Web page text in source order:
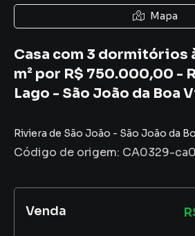
Mapa
Casa com 3 dormitórios
m² por R$ 750.000,00 -
Lago - São João da Boa
Riviera de São João - São João da
Código de origem: CA0329-
Venda